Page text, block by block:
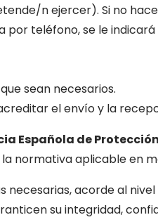
n ejercer). Si no
teléfono, se le
sean necesarios.
el envío y la
Española de
normativa aplicable en
necesarias, acorde al
su integridad,